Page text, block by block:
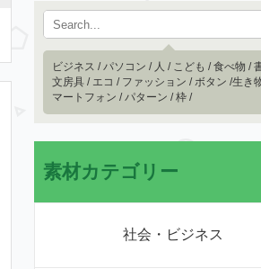
ビジネス /パソコン / 人 / こども /食べ物 /
文房具 / エコ / ファッション /ボタン /生き
マートフォン /パターン /枠 /
素材カテゴリー
社会・ビジネス